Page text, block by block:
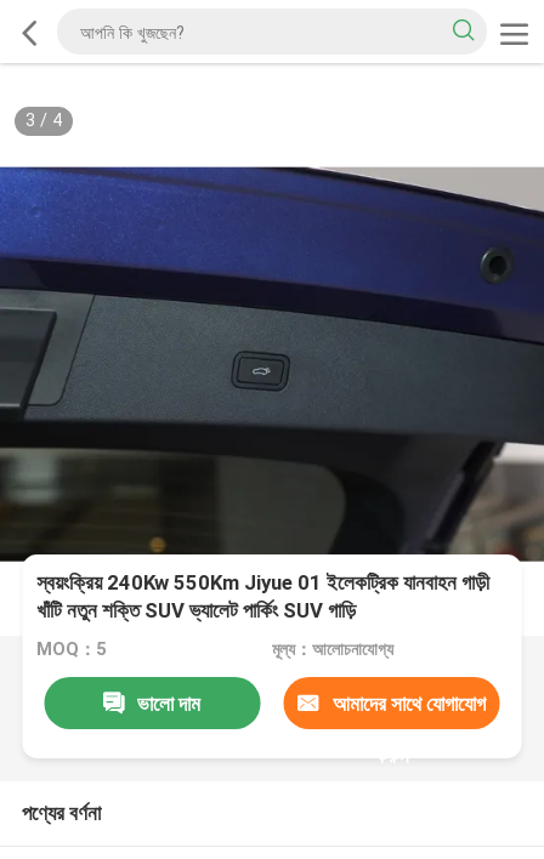
3 / 4
স্বয়ংক্রিয় 240Kw 550Km Jiyue 01 ইলেকট্রিক যানবাহন গাড়ী
খাঁটি নতুন শক্তি SUV ভ্যালেট পার্কিং SUV গাড়ি
MOQ：5 মূল্য：আলোচনাযোগ্য
ভালো দাম আমাদের সাথে যোগাযোগ
করুন
পণ্যের বর্ণনা